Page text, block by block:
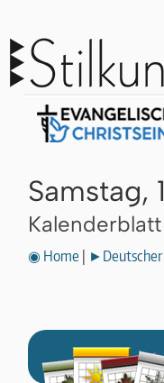
Samstag,
◉ Home ►Deutscher